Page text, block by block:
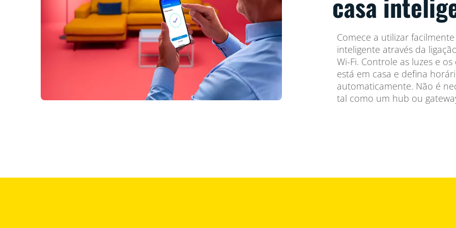
Comece a utilizar
inteligente através da
Wi-Fi. Controle as luzes e
está em casa e defina
automaticamente. Não é
tal como um hub ou